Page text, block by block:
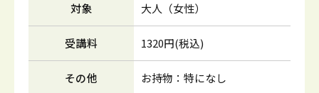
対象 大人（女性）
受講料 1320円(税込)
その他 お持物：特になし